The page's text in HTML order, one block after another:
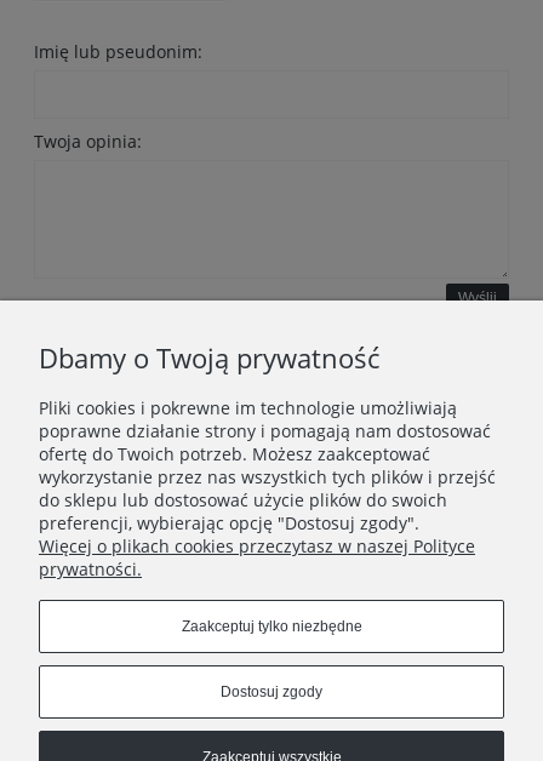
Imię lub pseudonim:
Twoja opinia:
Wyślij
WAŻNE INFORMACJE
POLECANE STRONY
Dbamy o Twoją prywatność
Pliki cookies i pokrewne im technologie umożliwiają
poprawne działanie strony i pomagają nam dostosować
ofertę do Twoich potrzeb. Możesz zaakceptować
wykorzystanie przez nas wszystkich tych plików i przejść
do sklepu lub dostosować użycie plików do swoich
preferencji, wybierając opcję "Dostosuj zgody".
Więcej o plikach cookies przeczytasz w naszej Polityce
prywatności.
Zaakceptuj tylko niezbędne
Dostosuj zgody
Zaakceptuj wszystkie